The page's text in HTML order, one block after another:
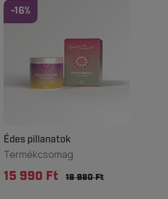
-16%
Édes pillanatok
Termékcsomag
15 990 Ft 18 980 Ft